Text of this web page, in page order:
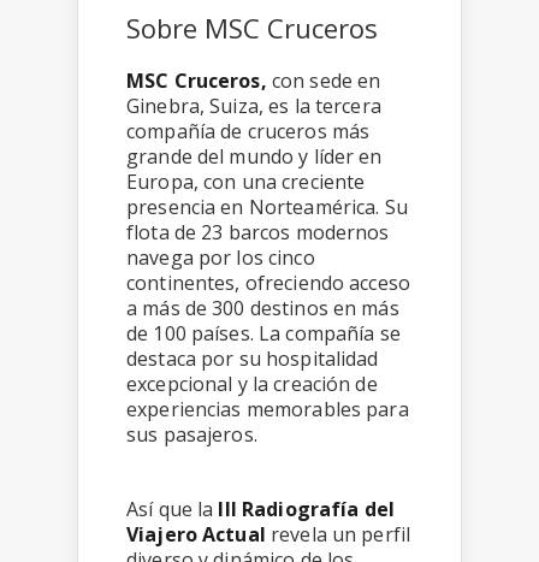
Sobre MSC Cruceros
MSC Cruceros, con sede en
Ginebra, Suiza, es la tercera
compañía de cruceros más
grande del mundo y líder en
Europa, con una creciente
presencia en Norteamérica. Su
flota de 23 barcos modernos
navega por los cinco
continentes, ofreciendo acceso
a más de 300 destinos en más
de 100 países. La compañía se
destaca por su hospitalidad
excepcional y la creación de
experiencias memorables para
sus pasajeros.
Así que la III Radiografía del
Viajero Actual revela un perfil